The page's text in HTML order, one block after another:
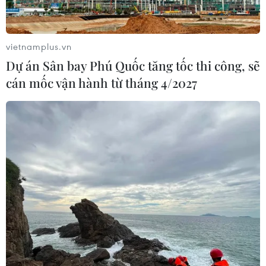
Cảnh báo thủ đoạn lừa đảo đưa lao
động thời vụ sang Hàn Quốc
24 năm tù cho 2 vợ chồng tổ
chức “bay lắc” tại Hà Nội
06/08/2026 03:46
Khởi tố thêm 6 đối tượng vụ lập
khống hồ sơ bảo hiểm y tế ở Đắk Lắk
05/08/2026 14:55
Vận chuyển quá cảnh hàng giả và
vietnamplus.vn
Dự án Sân bay Phú Quốc tăng tốc thi công, sẽ
cán mốc vận hành từ tháng 4/2027